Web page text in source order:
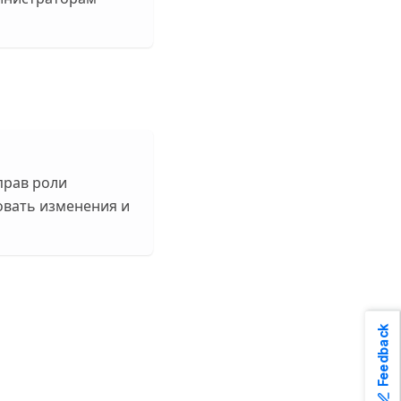
роли
изменения и
Feedback